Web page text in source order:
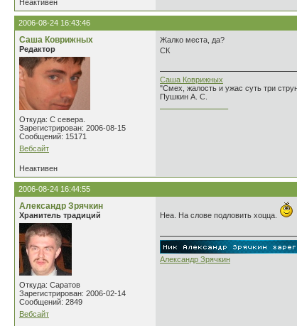
Неактивен
2006-08-24 16:43:46
Саша Коврижных
Редактор
Откуда: С севера.
Зарегистрирован: 2006-08-15
Сообщений: 15171
Вебсайт
Жалко места, да?
СК
Саша Коврижных
"Смех, жалость и ужас суть три
Пушкин А. С.
Неактивен
2006-08-24 16:44:55
Александр Зрячкин
Хранитель традиций
Откуда: Саратов
Зарегистрирован: 2006-02-14
Сообщений: 2849
Вебсайт
Неа. На слове подловить хоцца.
Александр Зрячкин